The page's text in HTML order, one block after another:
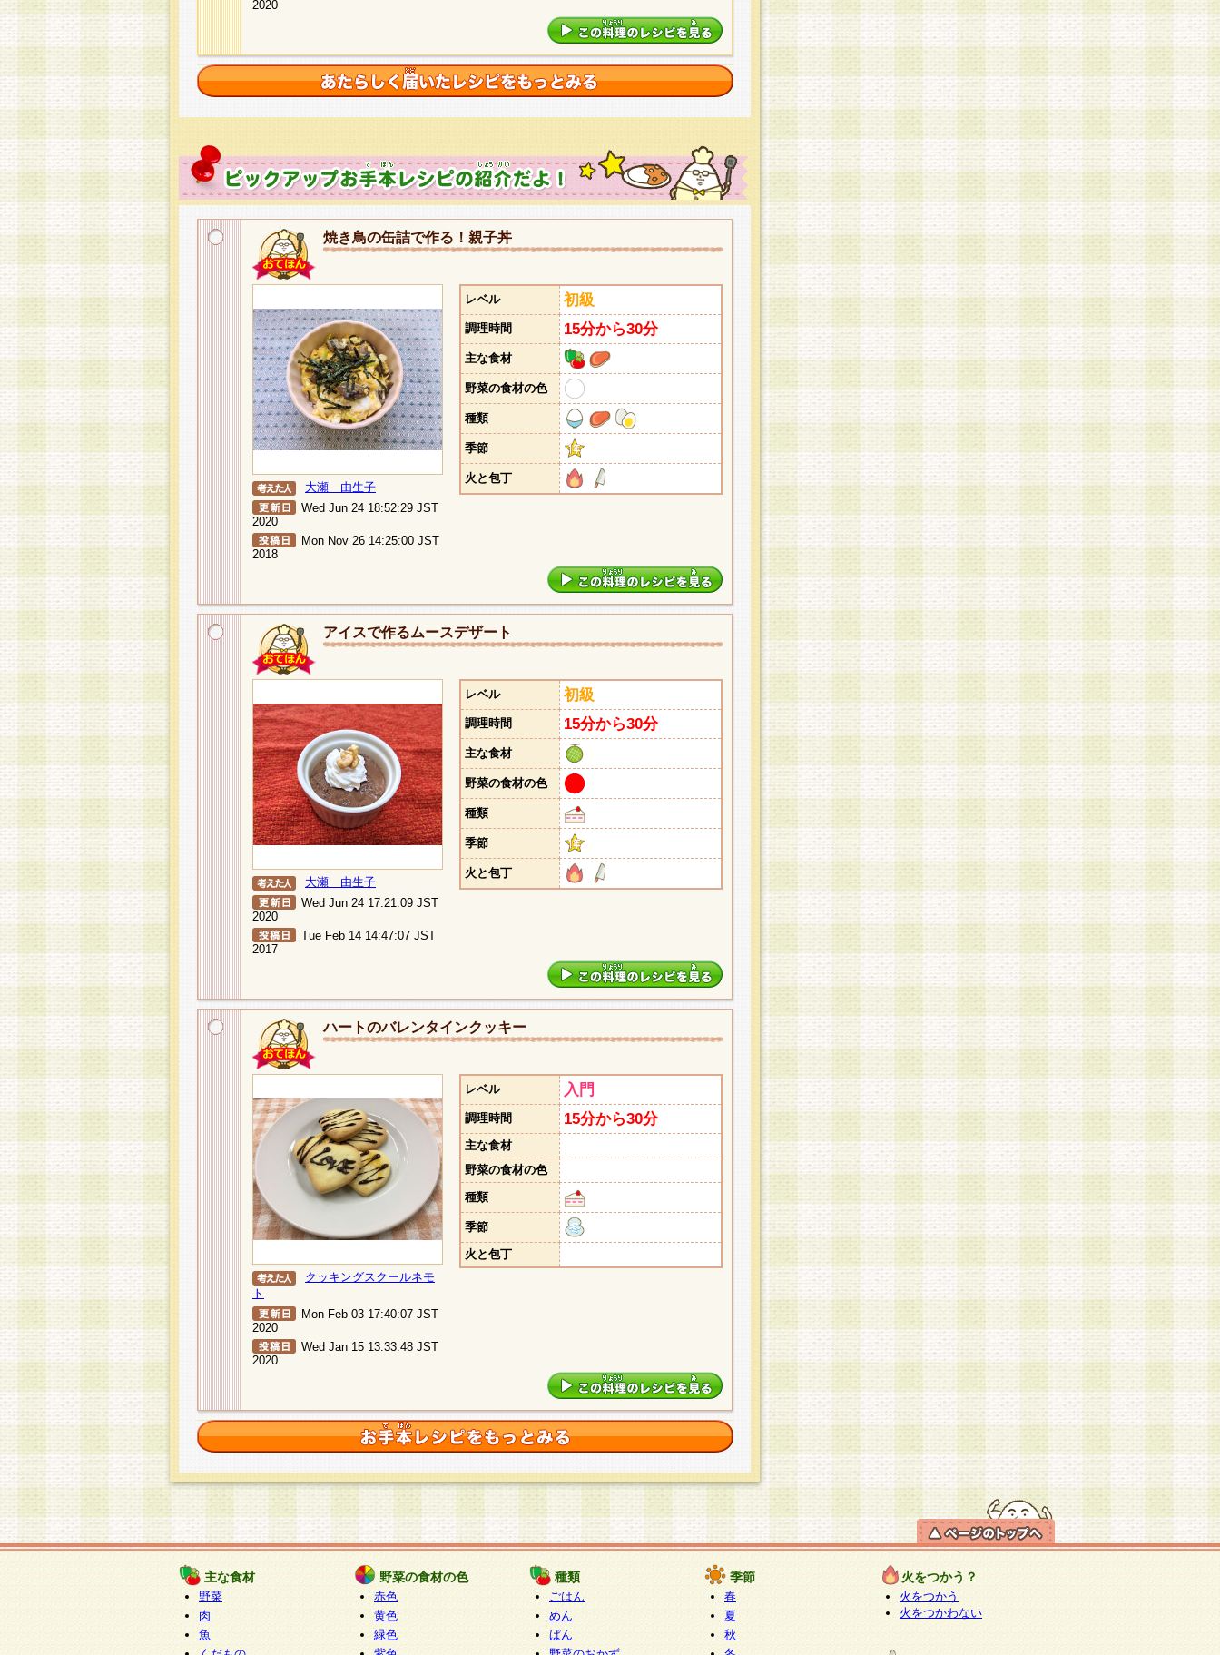
2020
焼き鳥の缶詰で作る！親子丼
大瀬 由生子
Wed Jun 24 18:52:29 JST
2020
Mon Nov 26 14:25:00 JST
2018
レベル 初級
調理時間 15分から30分
主な食材
野菜の食材の色
種類
季節
火と包丁
アイスで作るムースデザート
大瀬 由生子
Wed Jun 24 17:21:09 JST
2020
Tue Feb 14 14:47:07 JST
2017
レベル 初級
調理時間 15分から30分
主な食材
野菜の食材の色
種類
季節
火と包丁
ハートのバレンタインクッキー
クッキングスクールネモ
ト
Mon Feb 03 17:40:07 JST
2020
Wed Jan 15 13:33:48 JST
2020
レベル 入門
調理時間 15分から30分
主な食材
野菜の食材の色
種類
季節
火と包丁
主な食材
野菜
肉
魚
野菜の食材の色
赤色
黄色
緑色
種類
ごはん
めん
ぱん
季節
春
夏
秋
火をつかう？
火をつかう
火をつかわない